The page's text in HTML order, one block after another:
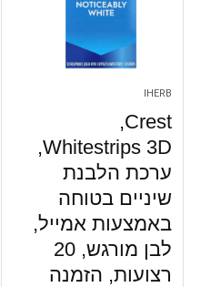
IHERB
Crest‏,
Whitestrips 3D,
ערכת הלבנת
שיניים בטוחה
באמצעות אמייל,
לבן מורגש, 20
רצועות, הזמנה